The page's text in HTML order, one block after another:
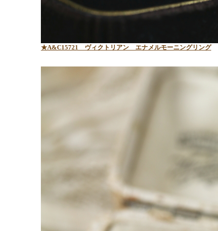
★A&C15721 ヴィクトリアン エナメルモーニングリング